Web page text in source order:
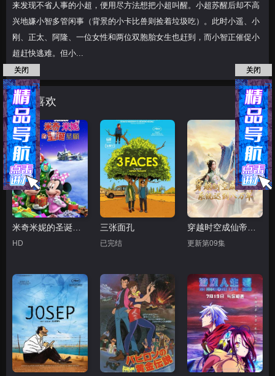
来发现不省人事的小超，便用尽方法想把小超叫醒。小超苏醒后却不高
兴地嫌小智多管闲事（背景的小卡比兽则捡着垃圾吃）。此时小遥、小
刚、正太、阿隆、一位女性和两位双胞胎女生也赶到，而小智正催促小
超赶快逃难。但小...
猜你喜欢
米奇米妮的圣诞星愿
HD
三张面孔
已完结
穿越时空成仙帝，系统迟到八万年
更新第09集
关闭 关闭